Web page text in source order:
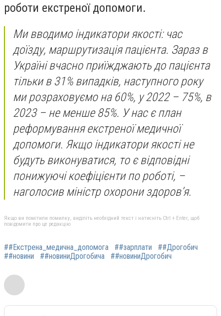
роботи екстреної допомоги.
Ми вводимо індикатори якості: час
доїзду, маршрутизація пацієнта. Зараз в
Україні вчасно приїжджають до пацієнта
тільки в 31% випадків, наступного року
ми розраховуємо на 60%, у 2022 – 75%, в
2023 – не менше 85%. У нас є план
реформування екстреної медичної
допомоги. Якщо індикатори якості не
будуть виконуватися, то є відповідні
понижуючі коефіцієнти по роботі, –
наголосив міністр охорони здоров’я.
Якщо ви помітили помилку, виділіть необхідний текст і натисніть Ctrl + Enter, щоб
повідомити про це редакцію
##Екстрена_медична_допомога ##зарплати
##Дрогобич
##новини
##новиниДрогобича ##новиниДрогобич